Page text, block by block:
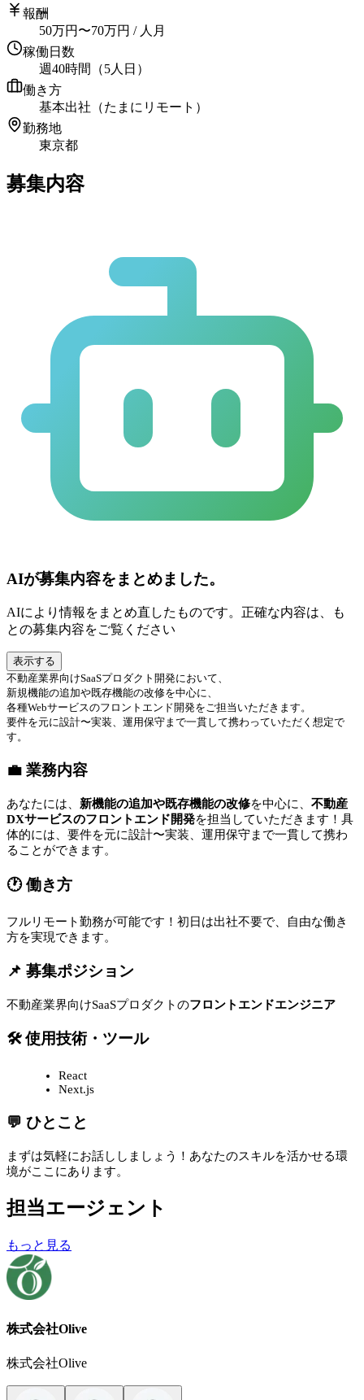
報酬
50万円 〜70万円 / 人月
稼働日数
週40時間（5人日）
働き方
基本出社（たまにリモート）
勤務地
東京都
募集内容
AIが募集内容をまとめました。
AIにより情報をまとめ直したものです。正確な内容は、も
との募集内容をご覧ください
表示する
不動産業界向けSaaSプロダクト開発において、
新規機能の追加や既存機能の改修を中心に、
各種Webサービスのフロントエンド開発をご担当いただきます。
要件を元に設計〜実装、運用保守まで一貫して携わっていただく想定で
す。
💼 業務内容
あなたには、 新機能の追加や既存機能の改修を中心に、 不動産
DXサービスのフロントエンド開発を担当していただきます！具
体的には、要件を元に設計〜実装、運用保守まで一貫して携わ
ることができます。
🕐 働き方
フルリモート勤務が可能です！初日は出社不要で、自由な働き
方を実現できます。
📌 募集ポジション
不動産業界向けSaaSプロダクトのフロントエンドエンジニア
🛠 使用技術・ツール
React
Next.js
💬 ひとこと
まずは気軽にお話ししましょう！あなたのスキルを活かせる環
境がここにあります。
担当エージェント
もっと見る
株式会社Olive
株式会社Olive